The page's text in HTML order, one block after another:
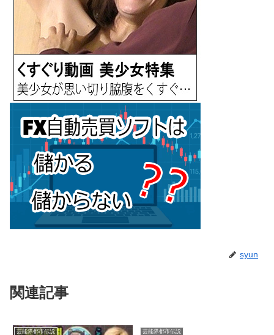
syun
関連記事
芸能界都市伝説 芸能界都市伝説